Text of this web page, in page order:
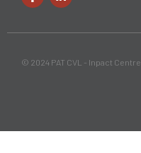
© 2024 PAT CVL - Inpact Centre